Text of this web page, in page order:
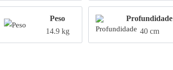
Peso
14.9 kg
Profundidade
40 cm